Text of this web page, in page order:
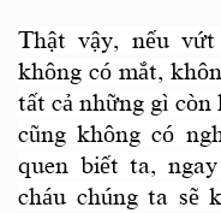
Thật vậy, nếu
không có mắt,
tất cả những gì còn
cũng không có
quen biết ta,
cháu chúng ta sẽ